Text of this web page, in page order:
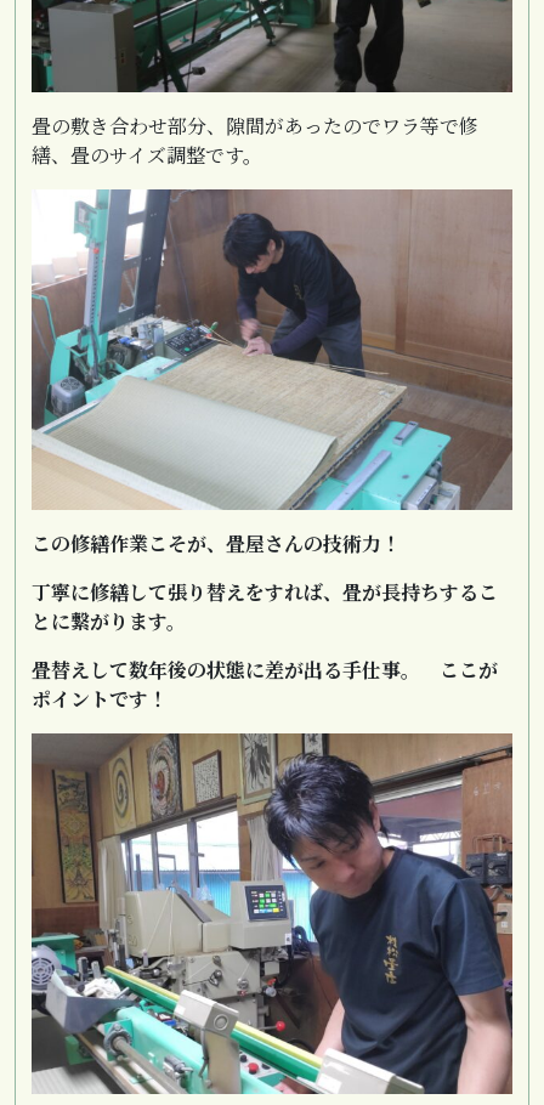
畳の敷き合わせ部分、隙間があったのでワラ等で修
繕、畳のサイズ調整です。
この修繕作業こそが、畳屋さんの技術力！
丁寧に修繕して張り替えをすれば、畳が長持ちするこ
とに繋がります。
畳替えして数年後の状態に差が出る手仕事。 ここが
ポイントです！